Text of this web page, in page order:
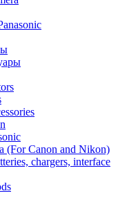
(For Canon and Nikon)
chargers, interface